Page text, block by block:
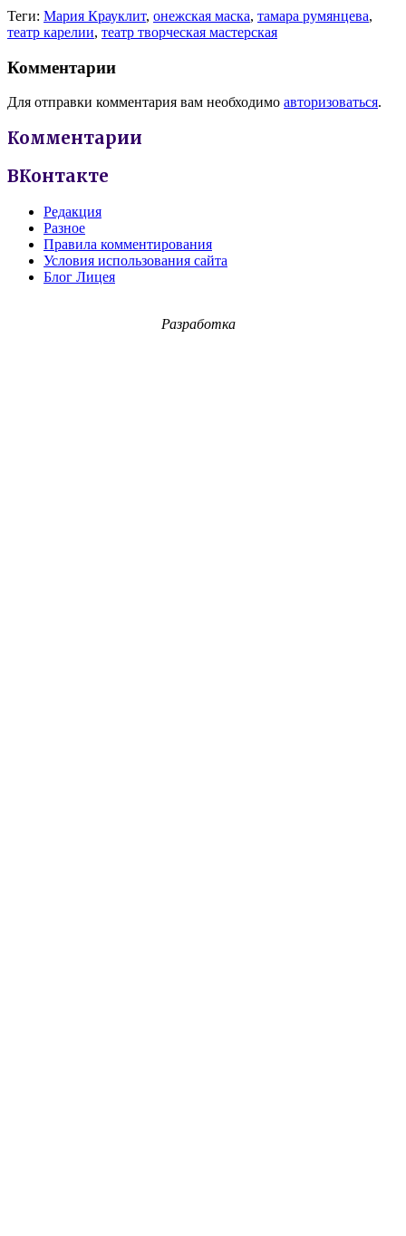
Теги: Мария Крауклит, онежская маска, тамара румянцева,
театр карелии, театр творческая мастерская
Комментарии
Для отправки комментария вам необходимо авторизоваться.
Комментарии
ВКонтакте
Редакция
Разное
Правила комментирования
Условия использования сайта
Блог Лицея
Разработка